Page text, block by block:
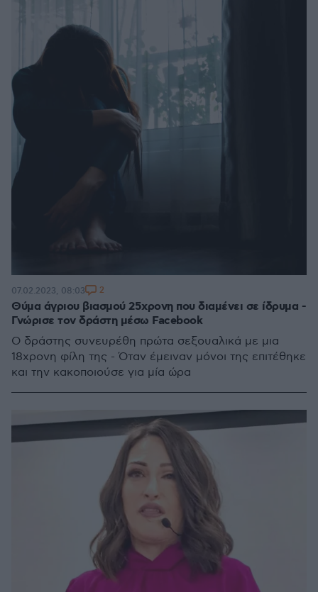
Θύμα άγριου βιασμού 25χρονη που διαμένει σε ίδρυμα -
Γνώρισε τον δράστη μέσω Facebook
O δράστης συνευρέθη πρώτα σεξουαλικά με μια
18χρονη φίλη της - Όταν έμειναν μόνοι της επιτέθηκε
και την κακοποιούσε για μία ώρα
07.02.2023, 08:03 2